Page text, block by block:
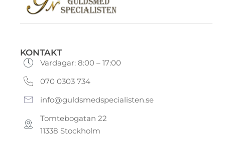
KONTAKT
Vardagar: 8:00 – 17:00
070 0303 734
info@guldsmedspecialisten.se
Tomtebogatan 22
11338 Stockholm